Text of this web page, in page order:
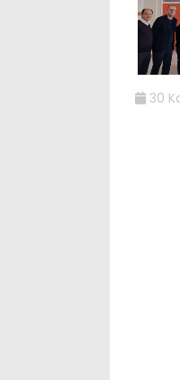
30